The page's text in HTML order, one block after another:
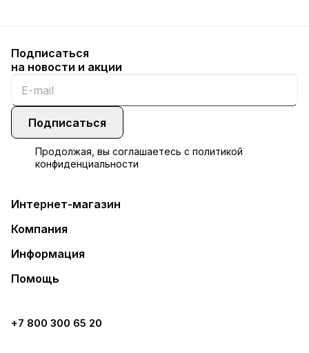
Подписаться
на новости и акции
Подписаться
Продолжая, вы соглашаетесь с политикой
конфиденциальности
Интернет-магазин
Компания
Информация
Помощь
+7 800 300 65 20